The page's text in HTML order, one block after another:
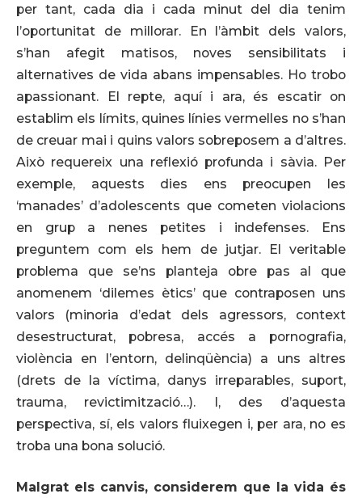
per tant, cada dia i cada minut del dia tenim
l’oportunitat de millorar. En l’àmbit dels valors,
s’han afegit matisos, noves sensibilitats i
alternatives de vida abans impensables. Ho trobo
apassionant. El repte, aquí i ara, és escatir on
establim els límits, quines línies vermelles no s’han
de creuar mai i quins valors sobreposem a d’altres.
Això requereix una reflexió profunda i sàvia. Per
exemple, aquests dies ens preocupen les
‘manades’ d’adolescents que cometen violacions
en grup a nenes petites i indefenses. Ens
preguntem com els hem de jutjar. El veritable
problema que se’ns planteja obre pas al que
anomenem ‘dilemes ètics’ que contraposen uns
valors (minoria d’edat dels agressors, context
desestructurat, pobresa, accés a pornografia,
violència en l’entorn, delinqüència) a uns altres
(drets de la víctima, danys irreparables, suport,
trauma, revictimització…). I, des d’aquesta
perspectiva, sí, els valors fluixegen i, per ara, no es
troba una bona solució.
Malgrat els canvis, considerem que la vida és